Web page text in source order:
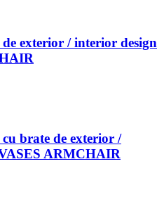
de exterior / interior design
cu brate de exterior /
ARMCHAIR